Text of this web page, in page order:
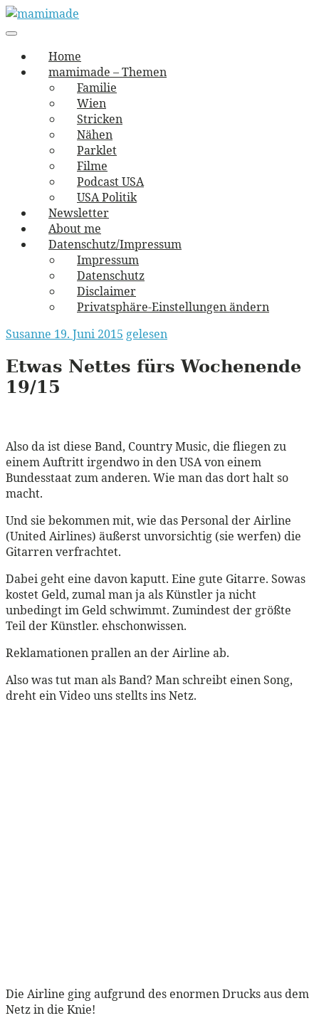
Skip
to
mamimade
vernäht und zugetextet
navigation
Menu
Home
mamimade – Themen
Familie
Wien
Stricken
Nähen
Parklet
Filme
Podcast USA
USA Politik
Newsletter
About me
Datenschutz/Impressum
Impressum
Datenschutz
Disclaimer
Privatsphäre-Einstellungen ändern
Susanne 19. Juni 2015 gelesen
Etwas Nettes fürs Wochenende
19/15
Also da ist diese Band, Country Music, die fliegen zu
einem Auftritt irgendwo in den USA von einem
Bundesstaat zum anderen. Wie man das dort halt so
macht.
Und sie bekommen mit, wie das Personal der Airline
(United Airlines) äußerst unvorsichtig (sie werfen) die
Gitarren verfrachtet.
Dabei geht eine davon kaputt. Eine gute Gitarre. Sowas
kostet Geld, zumal man ja als Künstler ja nicht
unbedingt im Geld schwimmt. Zumindest der größte
Teil der Künstler. ehschonwissen.
Reklamationen prallen an der Airline ab.
Also was tut man als Band? Man schreibt einen Song,
dreht ein Video uns stellts ins Netz.
Die Airline ging aufgrund des enormen Drucks aus dem
Netz in die Knie!